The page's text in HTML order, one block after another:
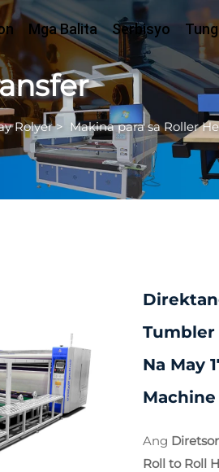
Mga Balita Serbisyo
Rolyer> Makina para sa Roller
Tumbler
Na May
Machine
Ang
Roll to Roll